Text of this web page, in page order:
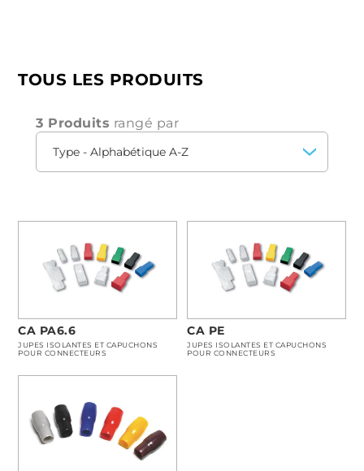
TOUS LES PRODUITS
3 Produits rangé par
CA PA6.6
JUPES ISOLANTES ET CAPUCHONS
POUR CONNECTEURS
CA PE
JUPES ISOLANTES ET CAPUCHONS
POUR CONNECTEURS